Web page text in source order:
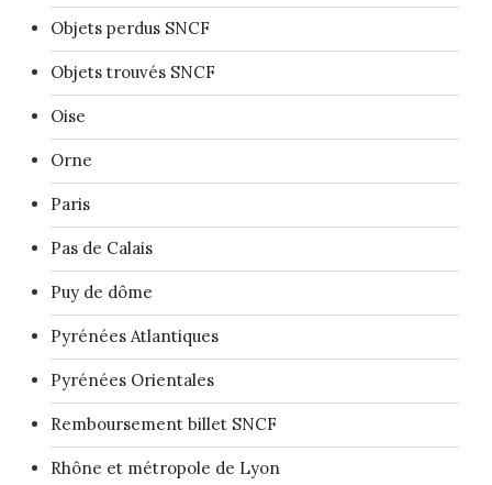
Objets perdus SNCF
Objets trouvés SNCF
Oise
Orne
Paris
Pas de Calais
Puy de dôme
Pyrénées Atlantiques
Pyrénées Orientales
Remboursement billet SNCF
Rhône et métropole de Lyon